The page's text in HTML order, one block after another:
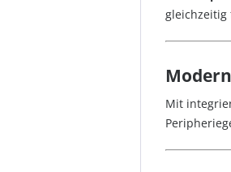
gleichzeitig
Mit